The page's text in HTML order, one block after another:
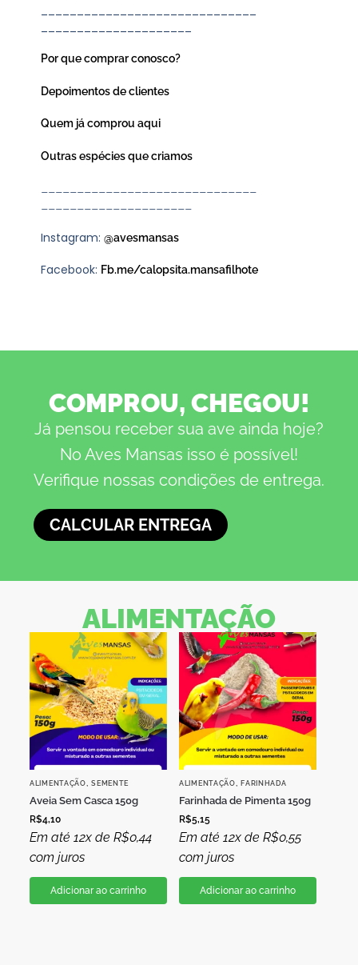
Por que comprar conosco?
Depoimentos de clientes
Quem já comprou aqui
Outras espécies que criamos
______________________________
_____________________
Instagram:@avesmansas
Facebook: Fb.me/calopsita.mansafilhote
COMPROU, CHEGOU!
Já pensou receber sua ave ainda hoje?
No Aves Mansas isso é possível!
Verifique nossas condições de entrega.
CALCULAR ENTREGA
ALIMENTAÇÃO
ALIMENTAÇÃO,SEMENTE
Aveia Sem Casca 150g
R$4,10
Em até 12x de R$0,44
com juros
Adicionar ao carrinho
ALIMENTAÇÃO,FARINHADA
Farinhada de Pimenta 150g
R$5,15
Em até 12x de R$0,55
com juros
Adicionar ao carrinho